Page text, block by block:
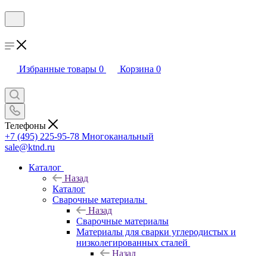
Избранные товары 0 Корзина 0
Телефоны
+7 (495) 225-95-78 Многоканальный
sale@ktnd.ru
Каталог
Назад
Каталог
Сварочные материалы
Назад
Сварочные материалы
Материалы для сварки углеродистых и
низколегированных сталей
Назад